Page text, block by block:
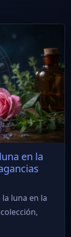
en la
luna en la